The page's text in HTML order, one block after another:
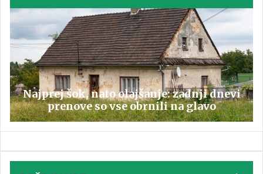
Najprej šok, nato olajšanje: zadnji dnevi
prenove so vse obrnili na glavo